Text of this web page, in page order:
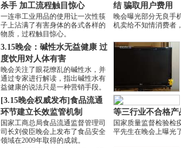
杀手 加工流程触目惊心
一连串工业用品的使用让一次性筷
子上沾满了有害身体的各式各样的
物质，过程触目惊心。
结 骗取用户费用
晚会曝光部分无良手
机卖给不知情消费者
3.15晚会：碱性水无益健康 过
度饮用对人体有害
晚会关注了眼花缭乱的碱性水，并
通过专家进行解读，指出碱性水有
益健康的说法只是一种营销手段。
[3.15晚会权威发布]食品流通
环节建立长效监管机制
国家工商总局食品流通监督管理司
司长刘俊臣晚会上发布了食品安全
领域在2009年取得的成就。
等三行业不合格产
国家质量监督检验检
平先生在晚会上曝光